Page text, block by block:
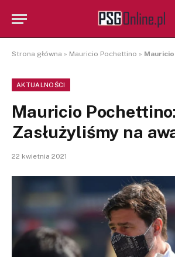
Strona główna » Mauricio Pochettino » Mauricio
AKTUALNOŚCI
Mauricio
Zasłużyliśmy na
22 kwietnia 2021